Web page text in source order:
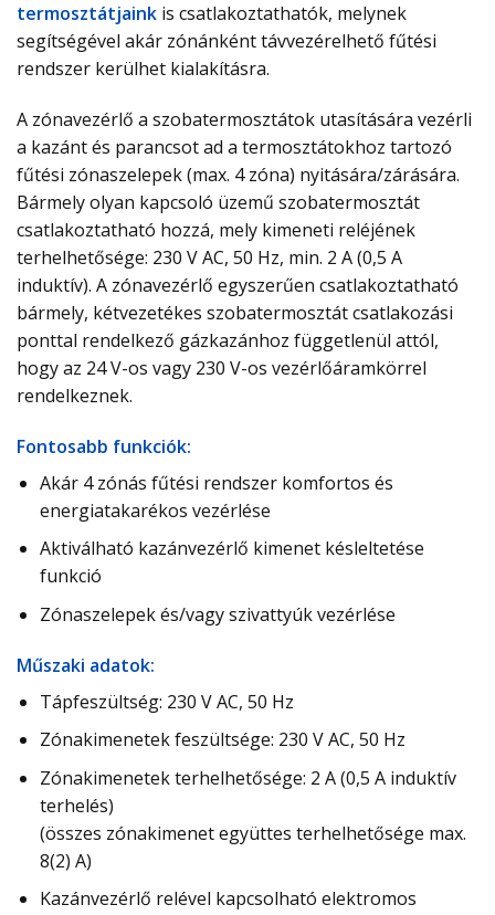
termosztátjaink is csatlakoztathatók, melynek
segítségével akár zónánként távvezérelhető fűtési
rendszer kerülhet kialakításra.
A zónavezérlő a szobatermosztátok utasítására vezérli
a kazánt és parancsot ad a termosztátokhoz tartozó
fűtési zónaszelepek (max. 4 zóna) nyitására/zárására.
Bármely olyan kapcsoló üzemű szobatermosztát
csatlakoztatható hozzá, mely kimeneti reléjének
terhelhetősége: 230 V AC, 50 Hz, min. 2 A (0,5 A
induktív). A zónavezérlő egyszerűen csatlakoztatható
bármely, kétvezetékes szobatermosztát csatlakozási
ponttal rendelkező gázkazánhoz függetlenül attól,
hogy az 24 V-os vagy 230 V-os vezérlőáramkörrel
rendelkeznek.
Fontosabb funkciók:
Akár 4 zónás fűtési rendszer komfortos és
energiatakarékos vezérlése
Aktiválható kazánvezérlő kimenet késleltetése
funkció
Zónaszelepek és/vagy szivattyúk vezérlése
Műszaki adatok:
Tápfeszültség: 230 V AC, 50 Hz
Zónakimenetek feszültsége: 230 V AC, 50 Hz
Zónakimenetek terhelhetősége: 2 A (0,5 A induktív
terhelés)
(összes zónakimenet együttes terhelhetősége max.
8(2) A)
Kazánvezérlő relével kapcsolható elektromos